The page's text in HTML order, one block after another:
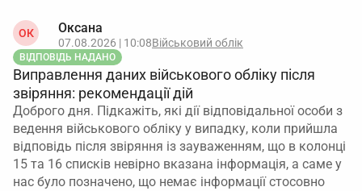
ОК Оксана
07.08.2026 | 10:08Військовий облік
ВІДПОВІДЬ НАДАНО
Виправлення даних військового обліку після
звіряння: рекомендації дій
Доброго дня. Підкажіть, які дії відповідальної особи з
ведення військового обліку у випадку, коли прийшла
відповідь після звіряння із зауваженням, що в колонці
15 та 16 списків невірно вказана інформація, а саме у
нас було позначено, що немає інформації стосовно